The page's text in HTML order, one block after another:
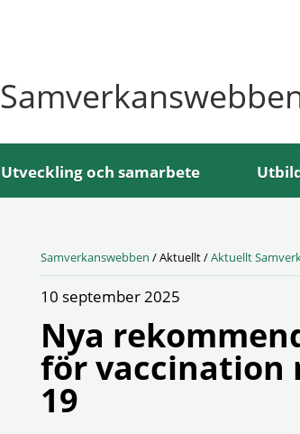
Utveckling och samarbete
Samverkanswebben /Aktuellt/Aktuellt
10 september 2025
Nya
för vaccination
19